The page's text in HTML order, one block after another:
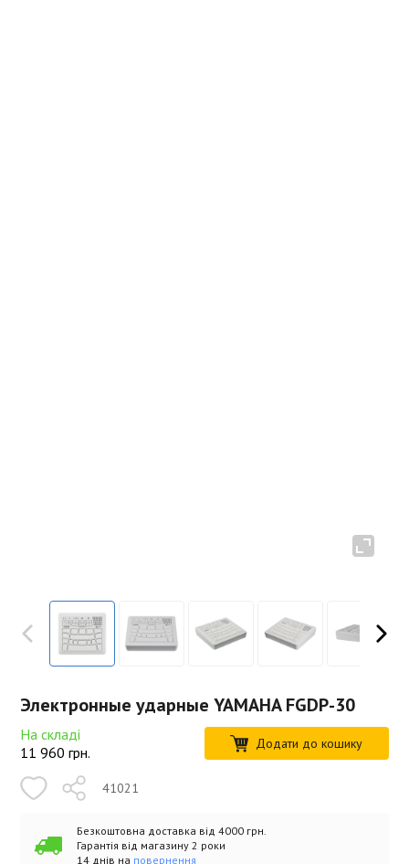
Электронные ударные YAMAHA FGDP-30
На складі
11 960 грн. Додати до кошику
41021
Безкоштовна доставка від 4000 грн.
Гарантія від магазину 2 роки
14 днів на повернення